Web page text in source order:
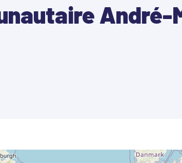
André-